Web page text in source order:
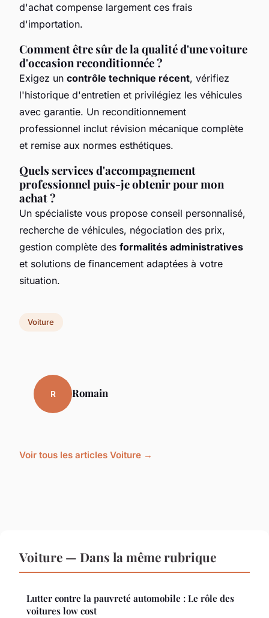
d'achat compense largement ces frais
d'importation.
Comment être sûr de la qualité d'une voiture
d'occasion reconditionnée ?
Exigez un contrôle technique récent, vérifiez
l'historique d'entretien et privilégiez les véhicules
avec garantie. Un reconditionnement
professionnel inclut révision mécanique complète
et remise aux normes esthétiques.
Quels services d'accompagnement
professionnel puis-je obtenir pour mon
achat ?
Un spécialiste vous propose conseil personnalisé,
recherche de véhicules, négociation des prix,
gestion complète des formalités administratives
et solutions de financement adaptées à votre
situation.
Voiture
R Romain
Voir tous les articles Voiture →
Voiture — Dans la même rubrique
Lutter contre la pauvreté automobile : Le rôle des
voitures low cost